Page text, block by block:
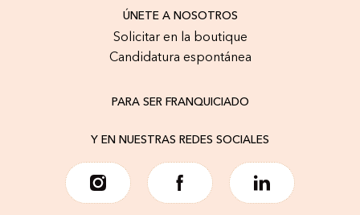
ÚNETE A NOSOTROS
Solicitar en la boutique
Candidatura espontánea
PARA SER FRANQUICIADO
Y EN NUESTRAS REDES SOCIALES